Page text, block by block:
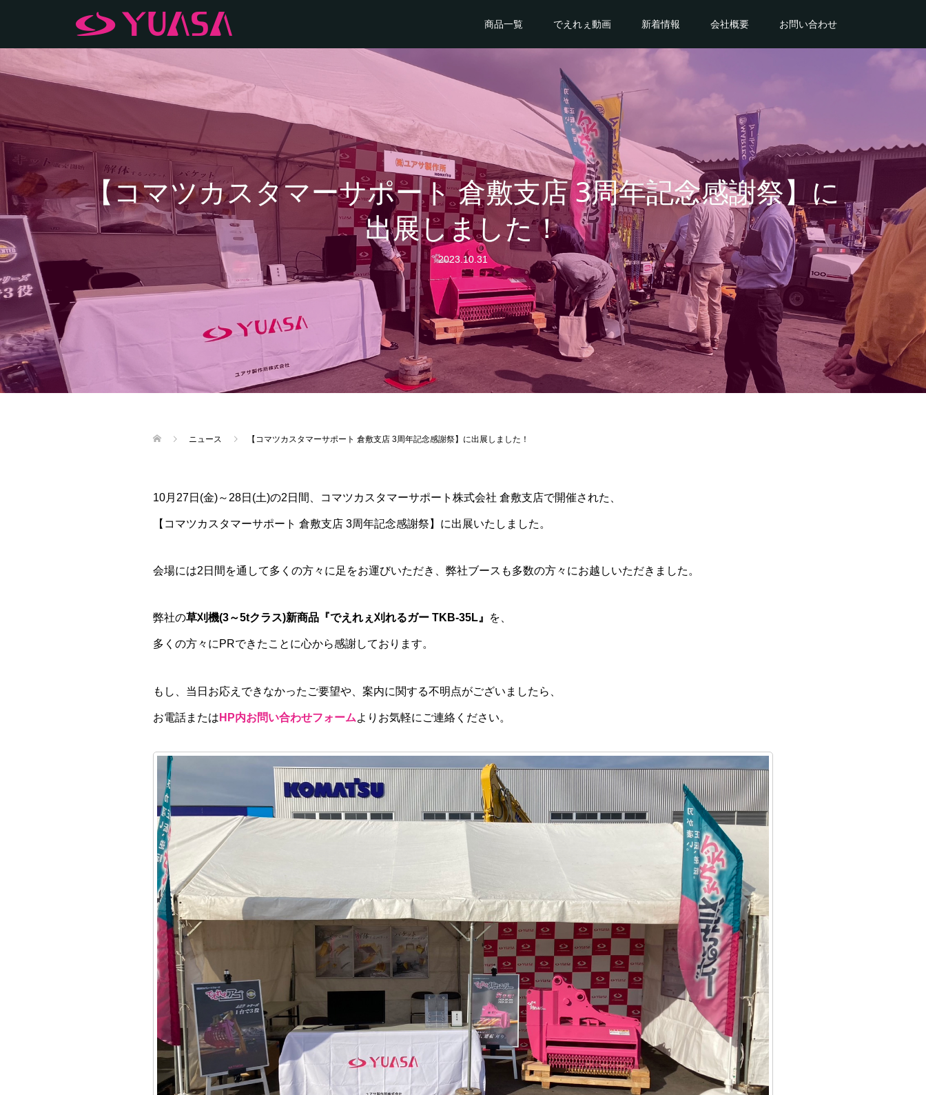
商品一覧 でえれぇ動画 新着情報 会社概要 お問い合わせ
【コマツカスタマーサポート 倉敷支店 3周年記念感謝祭】に
出展しました！
2023.10.31
ニュース 【コマツカスタマーサポート 倉敷支店 3周年記念感謝祭】に出展しました！
10月27日(金)～28日(土)の2日間、コマツカスタマーサポート株式会社 倉敷支店で開催された、
【コマツカスタマーサポート 倉敷支店 3周年記念感謝祭】に出展いたしました。
会場には2日間を通して多くの方々に足をお運びいただき、弊社ブースも多数の方々にお越しいただきました。
弊社の草刈機(3～5tクラス)新商品『でえれぇ刈れるガー TKB-35L』 を、
多くの方々にPRできたことに心から感謝しております。
もし、当日お応えできなかったご要望や、案内に関する不明点がございましたら、
お電話または HP内お問い合わせフォームよりお気軽にご連絡ください。